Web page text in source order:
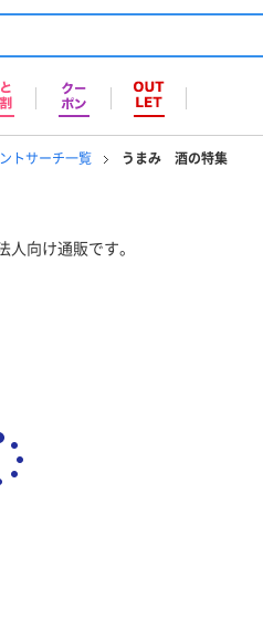
トサーチ一覧 うまみ 酒の特集
向け通販です。